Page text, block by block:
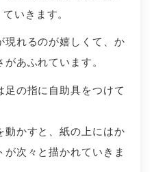
ていきます。
現れるのが嬉しくて、か
あふれています。
の指に自助具をつけて
動かすと、紙の上にはか
が次々と描かれていきま